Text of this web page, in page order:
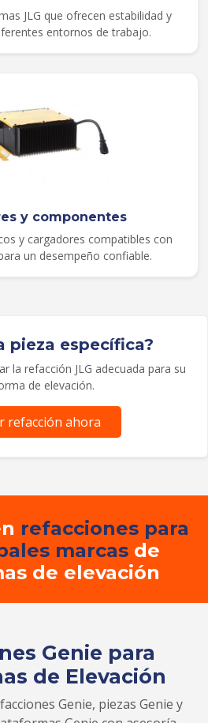
JLG que ofrecen estabilidad y
entornos de trabajo.
y componentes
y cargadores compatibles con
un desempeño confiable.
pieza específica?
la refacción JLG adecuada para su
de elevación.
refacción ahora
refacciones para
marcasde
de elevación
Genie para
de Elevación
Genie, piezas Genie y